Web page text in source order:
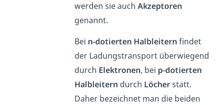
werden sie auch Akzeptoren
genannt.
Bei n-dotierten Halbleitern findet
der Ladungstransport überwiegend
durch Elektronen, bei p-dotierten
Halbleitern durch Löcherstatt.
Daher bezeichnet man die beiden